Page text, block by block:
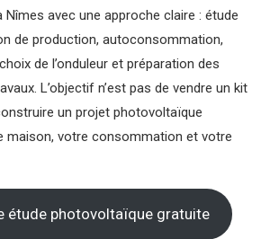
Nîmes avec une approche claire : étude
de production, autoconsommation,
de l’onduleur et préparation des
L’objectif n’est pas de vendre un kit
un projet photovoltaïque
maison, votre consommation et votre
étude photovoltaïque gratuite